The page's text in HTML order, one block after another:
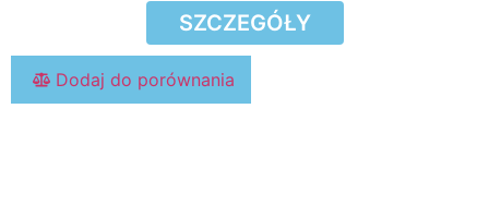
SZCZEGÓŁY
Dodaj do porównania